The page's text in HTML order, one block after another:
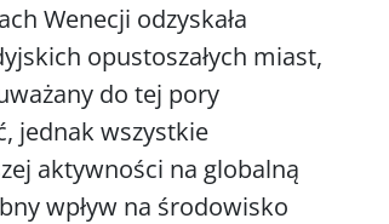
Wenecji odzyskała
opustoszałych miast,
do tej pory
jednak wszystkie
aktywności na globalną
wpływ na środowisko